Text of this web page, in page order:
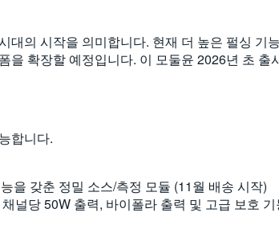
의 시작을 의미합니다. 현재 더 높은 펄싱 기
확장할 예정입니다. 이 모둘윤 2026년 초
합니다.
을 갖춘 정밀 소스/측정 모듈 (11월 배송 시작)
채널당 50W 출력, 바이폴라 출력 및 고급 보호